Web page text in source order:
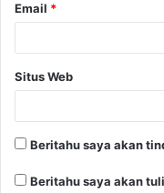
Email *
Situs Web
Beritahu saya akan
Beritahu saya akan